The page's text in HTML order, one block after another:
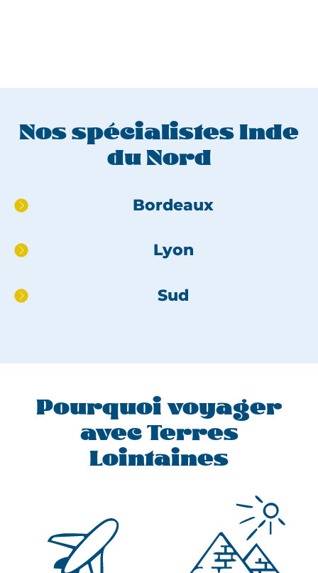
Nos spécialistes Inde
du Nord
Aller
pied
Bordeaux
Lyon
Sud
Pourquoi voyager
avec Terres
Lointaines